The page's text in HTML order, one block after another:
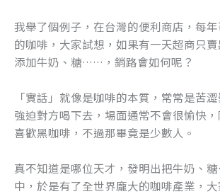
我舉了個例子，在台灣的便利商店，每
的咖啡，大家試想，如果有一天超商只
添加牛奶、糖……，銷路會如何呢？
「實話」就像是咖啡的本質，常常是苦
強迫對方喝下去，場面通常不會很愉快
喜歡黑咖啡，不過那畢竟是少數人。
真不知道是哪位天才，發明出把牛奶、
中，於是有了全世界龐大的咖啡產業，大